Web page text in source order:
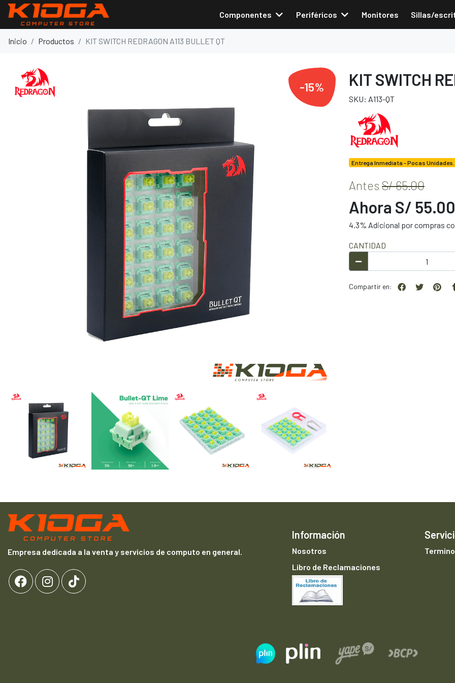
Componentes Periféricos Monitores Sillas/
Inicio Productos KIT SWITCH REDRAGON A113 BULLET QT
-15% KIT SWITCH
SKU: A113-QT
Entrega Inmediata - Pocas Unidades.
Antes S/ 65.00
Ahora S/ 55.00
4.3% Adicional por compras
CANTIDAD
Compartir en:
Empresa dedicada a la venta y servicios de computo en general.
Información
Nosotros
Libro de Reclamaciones